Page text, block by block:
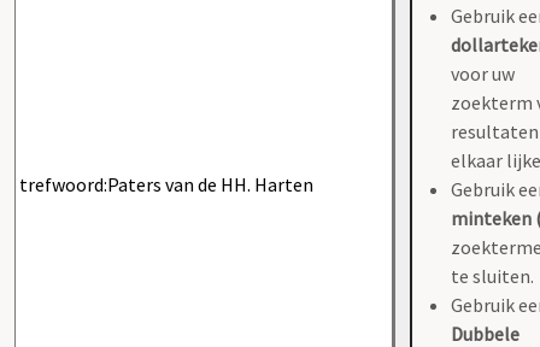
Gebruik
voor uw
zoekterm
elkaar
Gebruik
minteken
te sluiten.
Gebruik
Dubbele